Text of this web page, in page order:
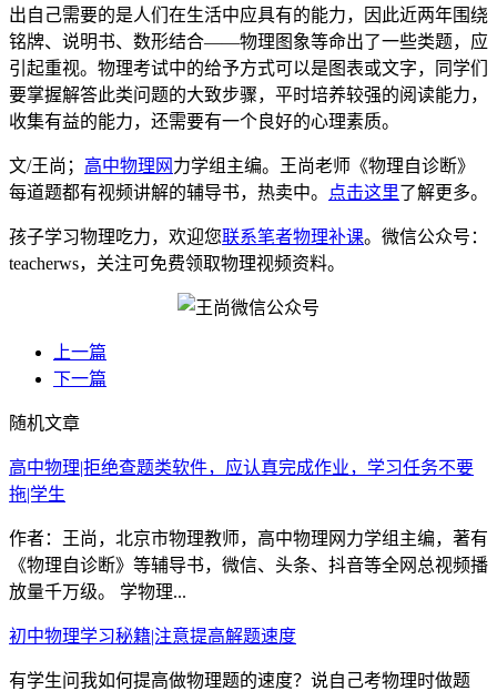
出自己需要的是人们在生活中应具有的能力，因此近两年围绕
铭牌、说明书、数形结合——物理图象等命出了一些类题，应
引起重视。物理考试中的给予方式可以是图表或文字，同学们
要掌握解答此类问题的大致步骤，平时培养较强的阅读能力，
收集有益的能力，还需要有一个良好的心理素质。
文/王尚； 高中物理网 力学组主编。王尚老师《物理自诊断》
每道题都有视频讲解的辅导书，热卖中。
点击这里了解更多。
孩子学习物理吃力，欢迎您联系笔者物理补课。微信公众号：
teacherws，关注可免费领取物理视频资料。
上一篇
下一篇
随机文章
高中物理|拒绝查题类软件，应认真完成作业，学习任务不要
拖|学生
作者：王尚，北京市物理教师，高中物理网力学组主编，著有
《物理自诊断》等辅导书，微信、头条、抖音等全网总视频播
放量千万级。 学物理...
初中物理学习秘籍|注意提高解题速度
有学生问我如何提高做物理题的速度？说自己考物理时做题